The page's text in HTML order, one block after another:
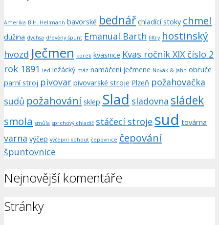
Amerika B.H. Hellmann bavorské bednář chladící stoky chmel
dužina dychsa dřevěný špunt Emanual Barth filtry hostinský
hvozd Ječmen korek kvasnice Kvas ročník XIX číslo 2
rok 1891 led ležácký máz namáčení ječmene Novák & Jahn obruče
parní stroj pivovar pivovarské stroje Plzeň požahovačka
sudů požahování sklep Slad sladovna sládek
smola smůla sprchový chladič stáčecí stroje sud továrna
varna výčep výčepní kohout čepovnice čepování
špuntovnice
Nejnovější komentáře
Stránky